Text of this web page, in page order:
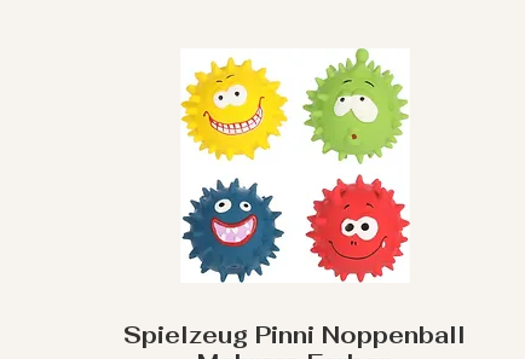
Spielzeug Pinni Noppenball